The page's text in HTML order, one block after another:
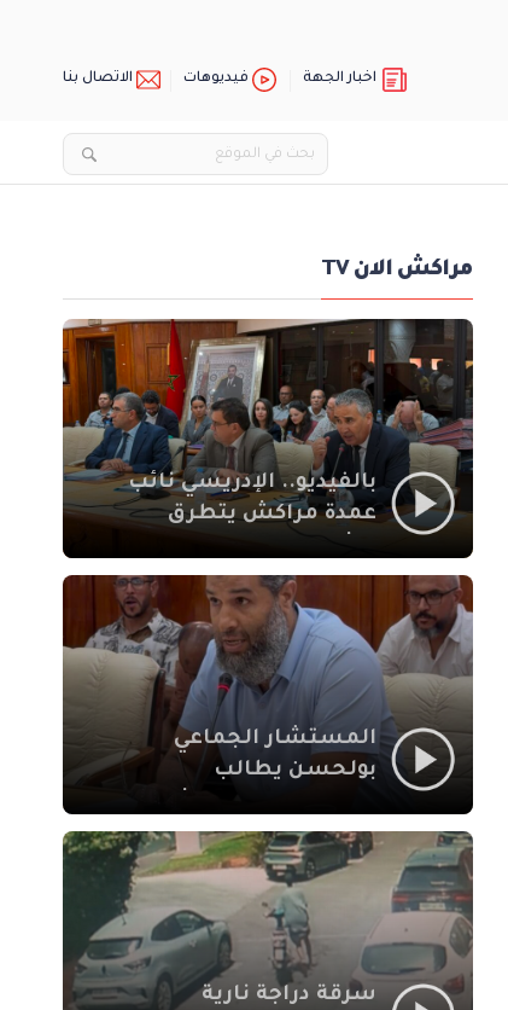
اخبار الجهة فيديوهات الاتصال بنا
مراكش الان TV
بالفيديو.. الإدريسي نائب
عمدة مراكش يتطرق
الاجتماعي في نقل
المحطة الطرقية إلى
العزوزية
المستشار الجماعي
بولحسن يطالب
أشغال شارع علال
الفاسي بمراكش
سرقة دراجة نارية